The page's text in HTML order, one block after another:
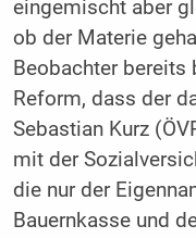
eingemischt aber
ob der Materie
Beobachter bereits
Reform, dass der
Sebastian Kurz
mit der
die nur der
Bauernkasse und